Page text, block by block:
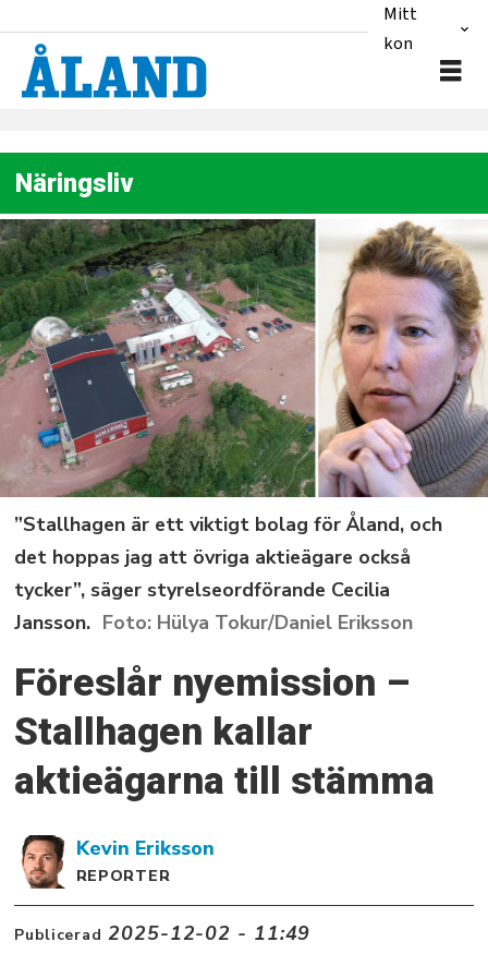
Mitt
konto
Näringsliv
”Stallhagen är ett viktigt bolag för Åland, och
det hoppas jag att övriga aktieägare också
tycker”, säger styrelseordförande Cecilia
Jansson.
Hülya Tokur/Daniel Eriksson
Föreslår nyemission –
Stallhagen kallar
aktieägarna till stämma
Kevin Eriksson
REPORTER
Publicerad 2025-12-02 - 11:49